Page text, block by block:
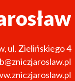
, ul. Zielińskiego 4